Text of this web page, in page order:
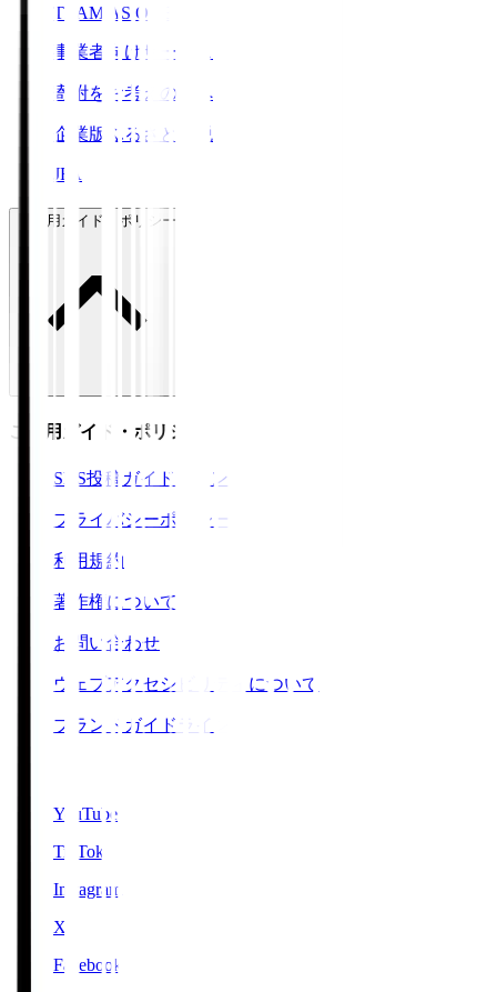
TEAM AS ONE
事業者向けサービス
寄附をお考えの方へ
企業版ふるさと納税
JFA
ご利用ガイド・ポリシー
ご利用ガイド・ポリシー
SNS投稿ガイドライン
プライバシーポリシー
利用規約
著作権について
お問い合わせ
ウェブアクセシビリティについて
ブランドガイドライン
YouTube
TikTok
Instagram
X
Facebook